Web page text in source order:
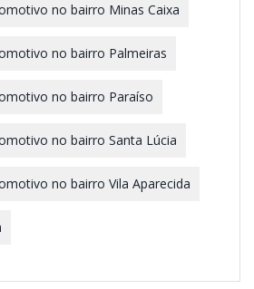
no bairro Minas Caixa
no bairro Palmeiras
no bairro Paraíso
no bairro Santa Lúcia
no bairro Vila Aparecida